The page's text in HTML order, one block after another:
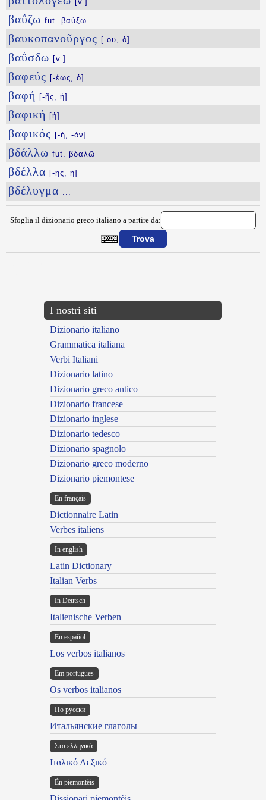
βαΰζω fut. βαΰξω
βαυκοπανοῦργος [-ου, ὁ]
βαΰσδω [v.]
βαφεύς [-έως, ὁ]
βαφή [-ῆς, ἡ]
βαφική [ἡ]
βαφικός [-ή, -όν]
βδάλλω fut. βδαλῶ
βδέλλα [-ης, ἡ]
βδέλυγμα ...
Sfoglia il dizionario greco italiano a partire da:
I nostri siti
Dizionario italiano
Grammatica italiana
Verbi Italiani
Dizionario latino
Dizionario greco antico
Dizionario francese
Dizionario inglese
Dizionario tedesco
Dizionario spagnolo
Dizionario greco moderno
Dizionario piemontese
En français
Dictionnaire Latin
Verbes italiens
In english
Latin Dictionary
Italian Verbs
In Deutsch
Italienische Verben
En español
Los verbos italianos
Em portugues
Os verbos italianos
По русски
Итальянские глаголы
Στα ελληνικά
Ιταλικό Λεξικό
Ën piemontèis